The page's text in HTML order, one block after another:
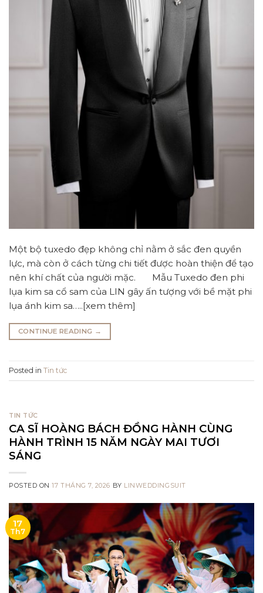
Một bộ tuxedo đẹp không chỉ nằm ở sắc đen quyền
lực, mà còn ở cách từng chi tiết được hoàn thiện để tạo
nên khí chất của người mặc. Mẫu Tuxedo đen phi
lụa kim sa cổ sam của LIN gây ấn tượng với bề mặt phi
lụa ánh kim sa…..[xem thêm]
CONTINUE READING →
Posted in Tin tức
TIN TỨC
CA SĨ HOÀNG BÁCH ĐỒNG HÀNH CÙNG
HÀNH TRÌNH 15 NĂM NGÀY MAI TƯƠI
SÁNG
POSTED ON17 THÁNG 7, 2026 BY LINWEDDINGSUIT
17
Th7